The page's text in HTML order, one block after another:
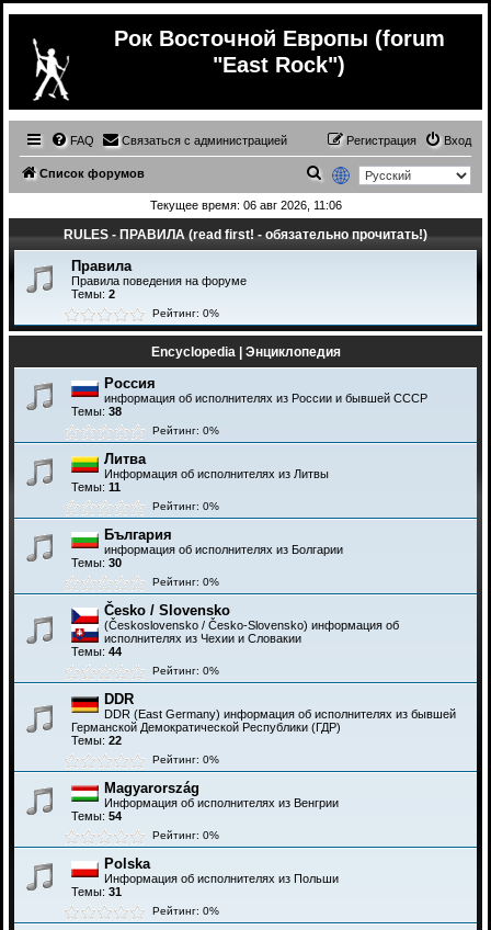
Рок Восточной Европы (forum
"East Rock")
FAQ Связаться с администрацией Вход
Регистрация
Список форумов
с
Текущее время: 06 авг 2026, 11:06
RULES - ПРАВИЛА (read first! - обязательно прочитать!)
Правила
Правила поведения на форуме
Темы: 2
Рейтинг: 0%
Encyclopedia | Энциклопедия
Россия
информация об исполнителях из России и бывшей СССР
Темы: 38
Рейтинг: 0%
Литва
Информация об исполнителях из Литвы
Темы: 11
Рейтинг: 0%
България
информация об исполнителях из Болгарии
Темы: 30
Рейтинг: 0%
Česko / Slovensko
(Československo / Česko-Slovensko) информация об
исполнителях из Чехии и Словакии
Темы: 44
Рейтинг: 0%
DDR
DDR (East Germany) информация об исполнителях из бывшей
Германской Демократической Республики (ГДР)
Темы: 22
Рейтинг: 0%
Magyarország
Информация об исполнителях из Венгрии
Темы: 54
Рейтинг: 0%
Polska
Информация об исполнителях из Польши
Темы: 31
Рейтинг: 0%